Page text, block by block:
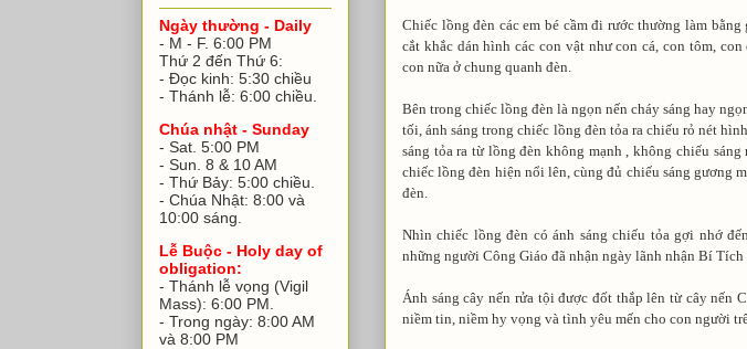
Chiếc lồng đèn các em bé cầm đi rước thường làm
cắt khắc dán hình các con vật như con cá, con tôm,
con nữa ở chung quanh đèn.
Bên trong chiếc lồng đèn là ngọn nến cháy sáng hay
tối, ánh sáng trong chiếc lồng đèn tỏa ra chiếu rỏ nét
sáng tỏa ra từ lồng đèn không mạnh , không chiếu
chiếc lồng đèn hiện nổi lên, cùng đủ chiếu sáng gương
đèn.
Nhìn chiếc lồng đèn có ánh sáng chiếu tỏa gợi nhớ
những người Công Giáo đã nhận ngày lãnh nhận Bí Tích
Ánh sáng cây nến rửa tội được đốt thắp lên từ cây nến
niềm tin, niềm hy vọng và tình yêu mến cho con người
Ngày thường - Daily
- M - F. 6:00 PM
Thứ 2 đến Thứ 6:
- Đọc kinh: 5:30 chiều
- Thánh lễ: 6:00 chiều.
Chúa nhật - Sunday
- Sat. 5:00 PM
- Sun. 8 & 10 AM
- Thứ Bảy: 5:00 chiều.
- Chúa Nhật: 8:00 và
10:00 sáng.
Lễ Buộc - Holy day of
obligation:
- Thánh lễ vọng (Vigil
Mass): 6:00 PM.
- Trong ngày: 8:00 AM
và 8:00 PM